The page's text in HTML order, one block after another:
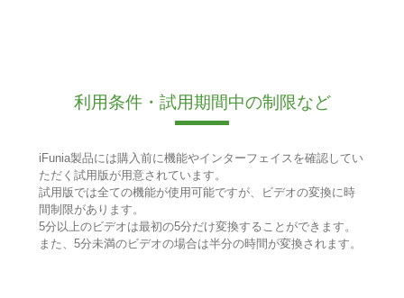
利用条件・試用期間中の制限など
iFunia製品には購入前に機能やインターフェイスを確認してい
ただく試用版が用意されています。
試用版では全ての機能が使用可能ですが、ビデオの変換に時
間制限があります。
5分以上のビデオは最初の5分だけ変換することができます。
また、5分未満のビデオの場合は半分の時間が変換されます。